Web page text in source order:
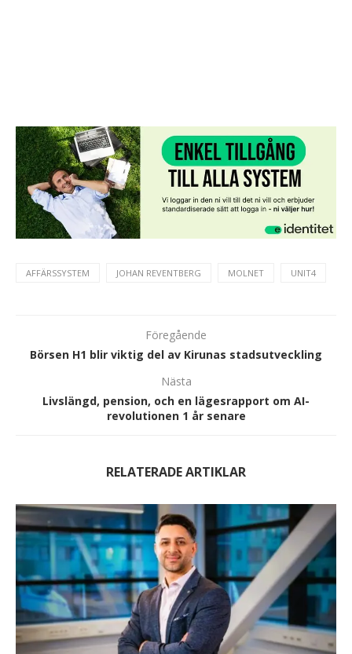
AFFÄRSSYSTEM JOHAN REVENTBERG MOLNET UNIT4
Föregående
Börsen H1 blir viktig del av Kirunas stadsutveckling
Nästa
Livslängd, pension, och en lägesrapport om AI-
revolutionen 1 år senare
RELATERADE ARTIKLAR